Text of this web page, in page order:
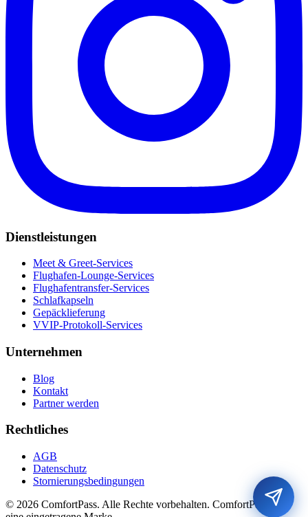
Dienstleistungen
Meet & Greet-Services
Flughafen-Lounge-Services
Flughafentransfer-Services
Schlafkapseln
Gepäcklieferung
VVIP-Protokoll-Services
Unternehmen
Blog
Kontakt
Partner werden
Rechtliches
AGB
Datenschutz
Stornierungsbedingungen
© 2026 ComfortPass. Alle Rechte vorbehalten. ComfortPass® ist